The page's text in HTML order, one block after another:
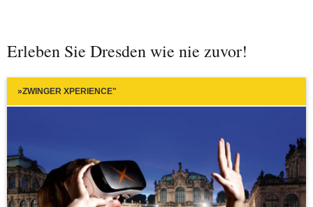
Erleben Sie Dresden wie nie zuvor!
»ZWINGER XPERIENCE"